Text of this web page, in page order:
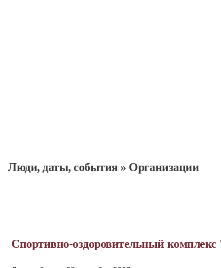
Люди, даты, cобытия» Организации
Спортивно-оздоровительный